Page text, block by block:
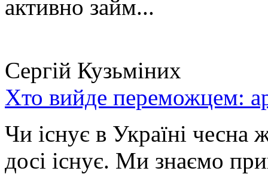
активно займ...
Сергій Кузьміних
Хто вийде переможцем:
Чи існує в Україні чесна
досі існує. Ми знаємо